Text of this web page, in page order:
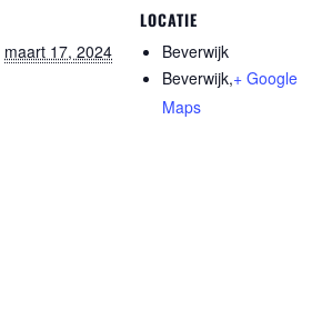
maart 17, 2024
LOCATIE
Beverwijk
Beverwijk,+ Google
Maps